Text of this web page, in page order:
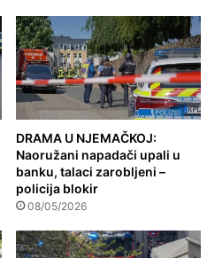
DRAMA U NJEMAČKOJ:
Naoružani napadači upali u
banku, talaci zarobljeni –
policija blokir
08/05/2026